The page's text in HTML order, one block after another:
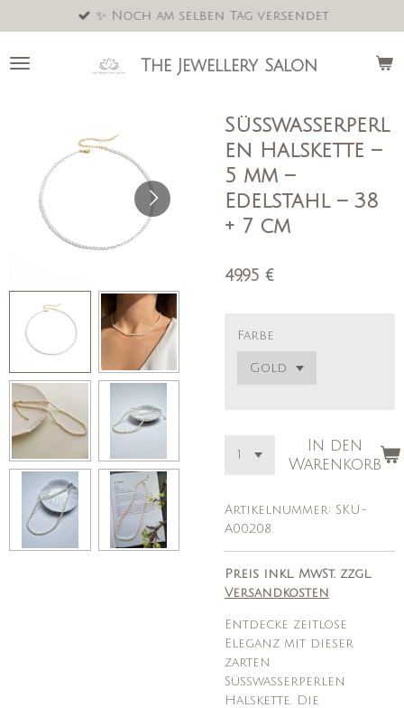
Hauptinhalt
springen
The Jewellery Salon
✨ Noch am selben Tag versendet
Süßwasserperl
en Halskette –
5 mm –
Edelstahl – 38
+ 7 cm
49,95 €
Farbe
In den
Warenkorb
Artikelnummer: SKU-
A00208
Preis inkl. MwSt. zzgl.
Versandkosten
Entdecke zeitlose
Eleganz mit dieser
zarten
Süßwasserperlen
Halskette. Die